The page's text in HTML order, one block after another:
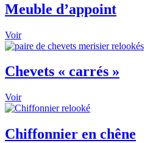
Meuble d’appoint
Voir
Chevets « carrés »
Voir
Chiffonnier en chêne